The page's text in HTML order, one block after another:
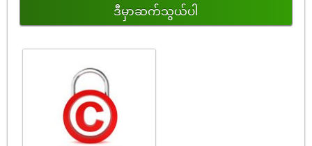
ဒီမှာဆက်သွယ်ပါ